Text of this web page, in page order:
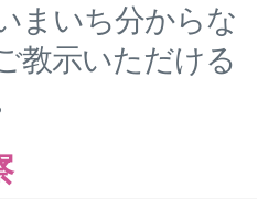
まいち分からな
教示いただける